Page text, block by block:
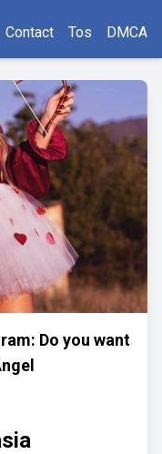
Contact Tos DMCA
Do you want